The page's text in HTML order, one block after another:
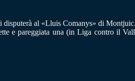
disputerà al «Lluis Comanys» di
e pareggiata una (in Liga contro il